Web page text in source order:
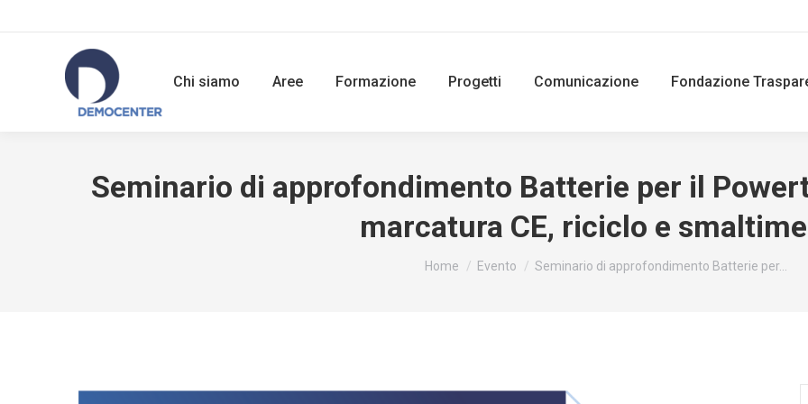
Chi siamo Aree Formazione Progetti Comunicazione Fondazione
Seminario di approfondimento Batterie per il
marcatura CE, riciclo e
You are here:
Home Evento Seminario di approfondimento Batterie per…